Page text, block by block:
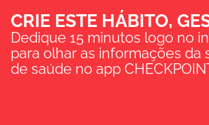
CRIE ESTE HÁBITO,
Dedique 15 minutos logo no
para olhar as informações da
de saúde no app